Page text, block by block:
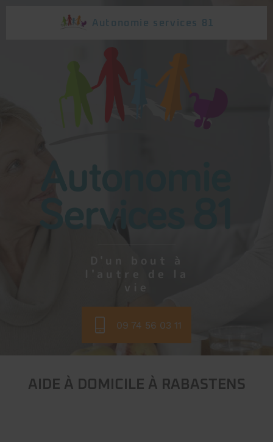
l'autre de la
09 74 56 03 11
AIDE À DOMICILE À RABASTENS
Autonomie services 81